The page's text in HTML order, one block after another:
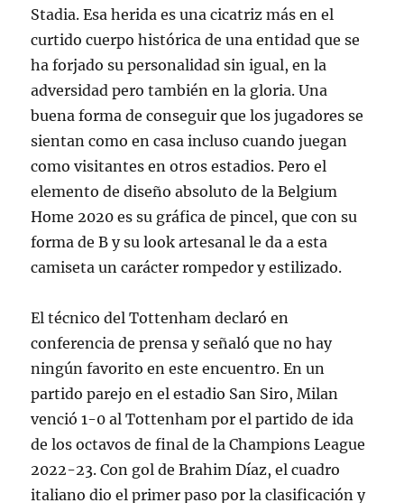
Stadia. Esa herida es una cicatriz más en el
curtido cuerpo histórica de una entidad que se
ha forjado su personalidad sin igual, en la
adversidad pero también en la gloria. Una
buena forma de conseguir que los jugadores se
sientan como en casa incluso cuando juegan
como visitantes en otros estadios. Pero el
elemento de diseño absoluto de la Belgium
Home 2020 es su gráfica de pincel, que con su
forma de B y su look artesanal le da a esta
camiseta un carácter rompedor y estilizado.
El técnico del Tottenham declaró en
conferencia de prensa y señaló que no hay
ningún favorito en este encuentro. En un
partido parejo en el estadio San Siro, Milan
venció 1-0 al Tottenham por el partido de ida
de los octavos de final de la Champions League
2022-23. Con gol de Brahim Díaz, el cuadro
italiano dio el primer paso por la clasificación y